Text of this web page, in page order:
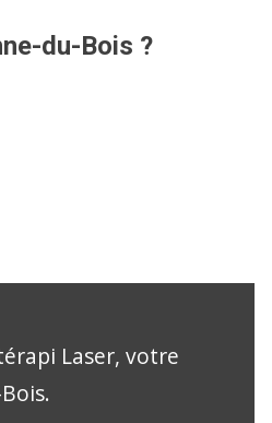
du-Bois ?
Laser, votre